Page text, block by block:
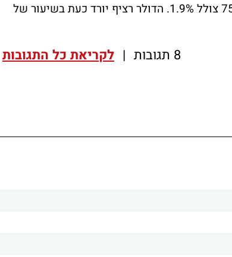
של 1.5%. גם מדד ת"א 25 נסחר תחת לחץ ומדד ת"א 75 צולל 1.9%. הדולר רציף יורד כעת בשיעור של
8 תגובות | לקריאת כל התגובות